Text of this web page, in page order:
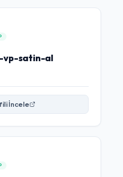
vp-satin-al
İncele